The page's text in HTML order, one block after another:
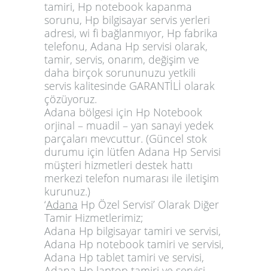
tamiri, Hp notebook kapanma
sorunu, Hp bilgisayar servis yerleri
adresi, wi fi bağlanmıyor, Hp fabrika
telefonu, Adana Hp servisi olarak,
tamir, servis, onarım, değişim ve
daha birçok sorununuzu yetkili
servis kalitesinde GARANTİLİ olarak
çözüyoruz.
Adana bölgesi için Hp Notebook
orjinal – muadil – yan sanayi yedek
parçaları mevcuttur. (Güncel stok
durumu için lütfen Adana Hp Servisi
müşteri hizmetleri destek hattı
merkezi telefon numarası ile iletişim
kurunuz.)
‘Adana Hp Özel Servisi’ Olarak Diğer
Tamir Hizmetlerimiz;
Adana Hp bilgisayar tamiri ve servisi,
Adana Hp notebook tamiri ve servisi,
Adana Hp tablet tamiri ve servisi,